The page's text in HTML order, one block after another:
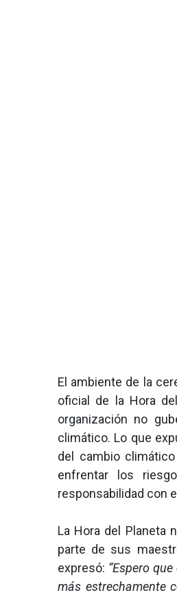
El ambiente de la
oficial de la Hora
organización no
climático. Lo que
del cambio
enfrentar los
responsabilidad con
La Hora del Planeta
parte de sus
expresó: “Espero
más estrechamente